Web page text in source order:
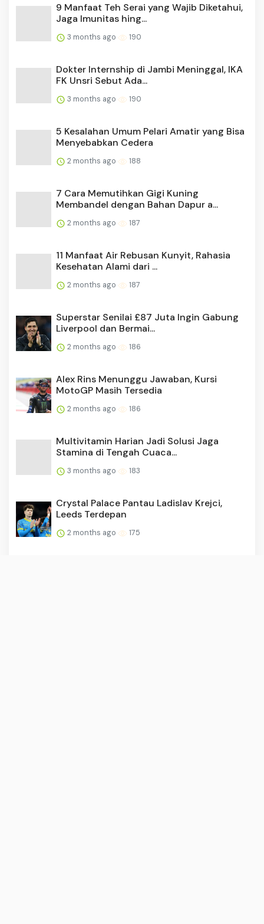
9 Manfaat Teh Serai yang Wajib Diketahui,
Jaga Imunitas hing...
3 months ago 190
Dokter Internship di Jambi Meninggal, IKA
FK Unsri Sebut Ada...
3 months ago 190
5 Kesalahan Umum Pelari Amatir yang Bisa
Menyebabkan Cedera
2 months ago 188
7 Cara Memutihkan Gigi Kuning
Membandel dengan Bahan Dapur a...
2 months ago 187
11 Manfaat Air Rebusan Kunyit, Rahasia
Kesehatan Alami dari ...
2 months ago 187
Superstar Senilai £87 Juta Ingin Gabung
Liverpool dan Bermai...
2 months ago 186
Alex Rins Menunggu Jawaban, Kursi
MotoGP Masih Tersedia
2 months ago 186
Multivitamin Harian Jadi Solusi Jaga
Stamina di Tengah Cuaca...
3 months ago 183
Crystal Palace Pantau Ladislav Krejci,
Leeds Terdepan
2 months ago 175